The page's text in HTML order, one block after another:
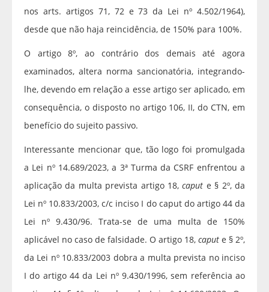
nos arts. artigos 71, 72 e 73 da Lei nº 4.502/1964),
desde que não haja reincidência, de 150% para 100%.
O artigo 8º, ao contrário dos demais até agora
examinados, altera norma sancionatória, integrando-
lhe, devendo em relação a esse artigo ser aplicado, em
consequência, o disposto no artigo 106, II, do CTN, em
benefício do sujeito passivo.
Interessante mencionar que, tão logo foi promulgada
a Lei nº 14.689/2023, a 3ª Turma da CSRF enfrentou a
aplicação da multa prevista artigo 18,caput e § 2º, da
Lei nº 10.833/2003, c/c inciso I do caput do artigo 44 da
Lei nº 9.430/96. Trata-se de uma multa de 150%
aplicável no caso de falsidade. O artigo 18, caput e § 2º,
da Lei nº 10.833/2003 dobra a multa prevista no inciso
I do artigo 44 da Lei nº 9.430/1996, sem referência ao